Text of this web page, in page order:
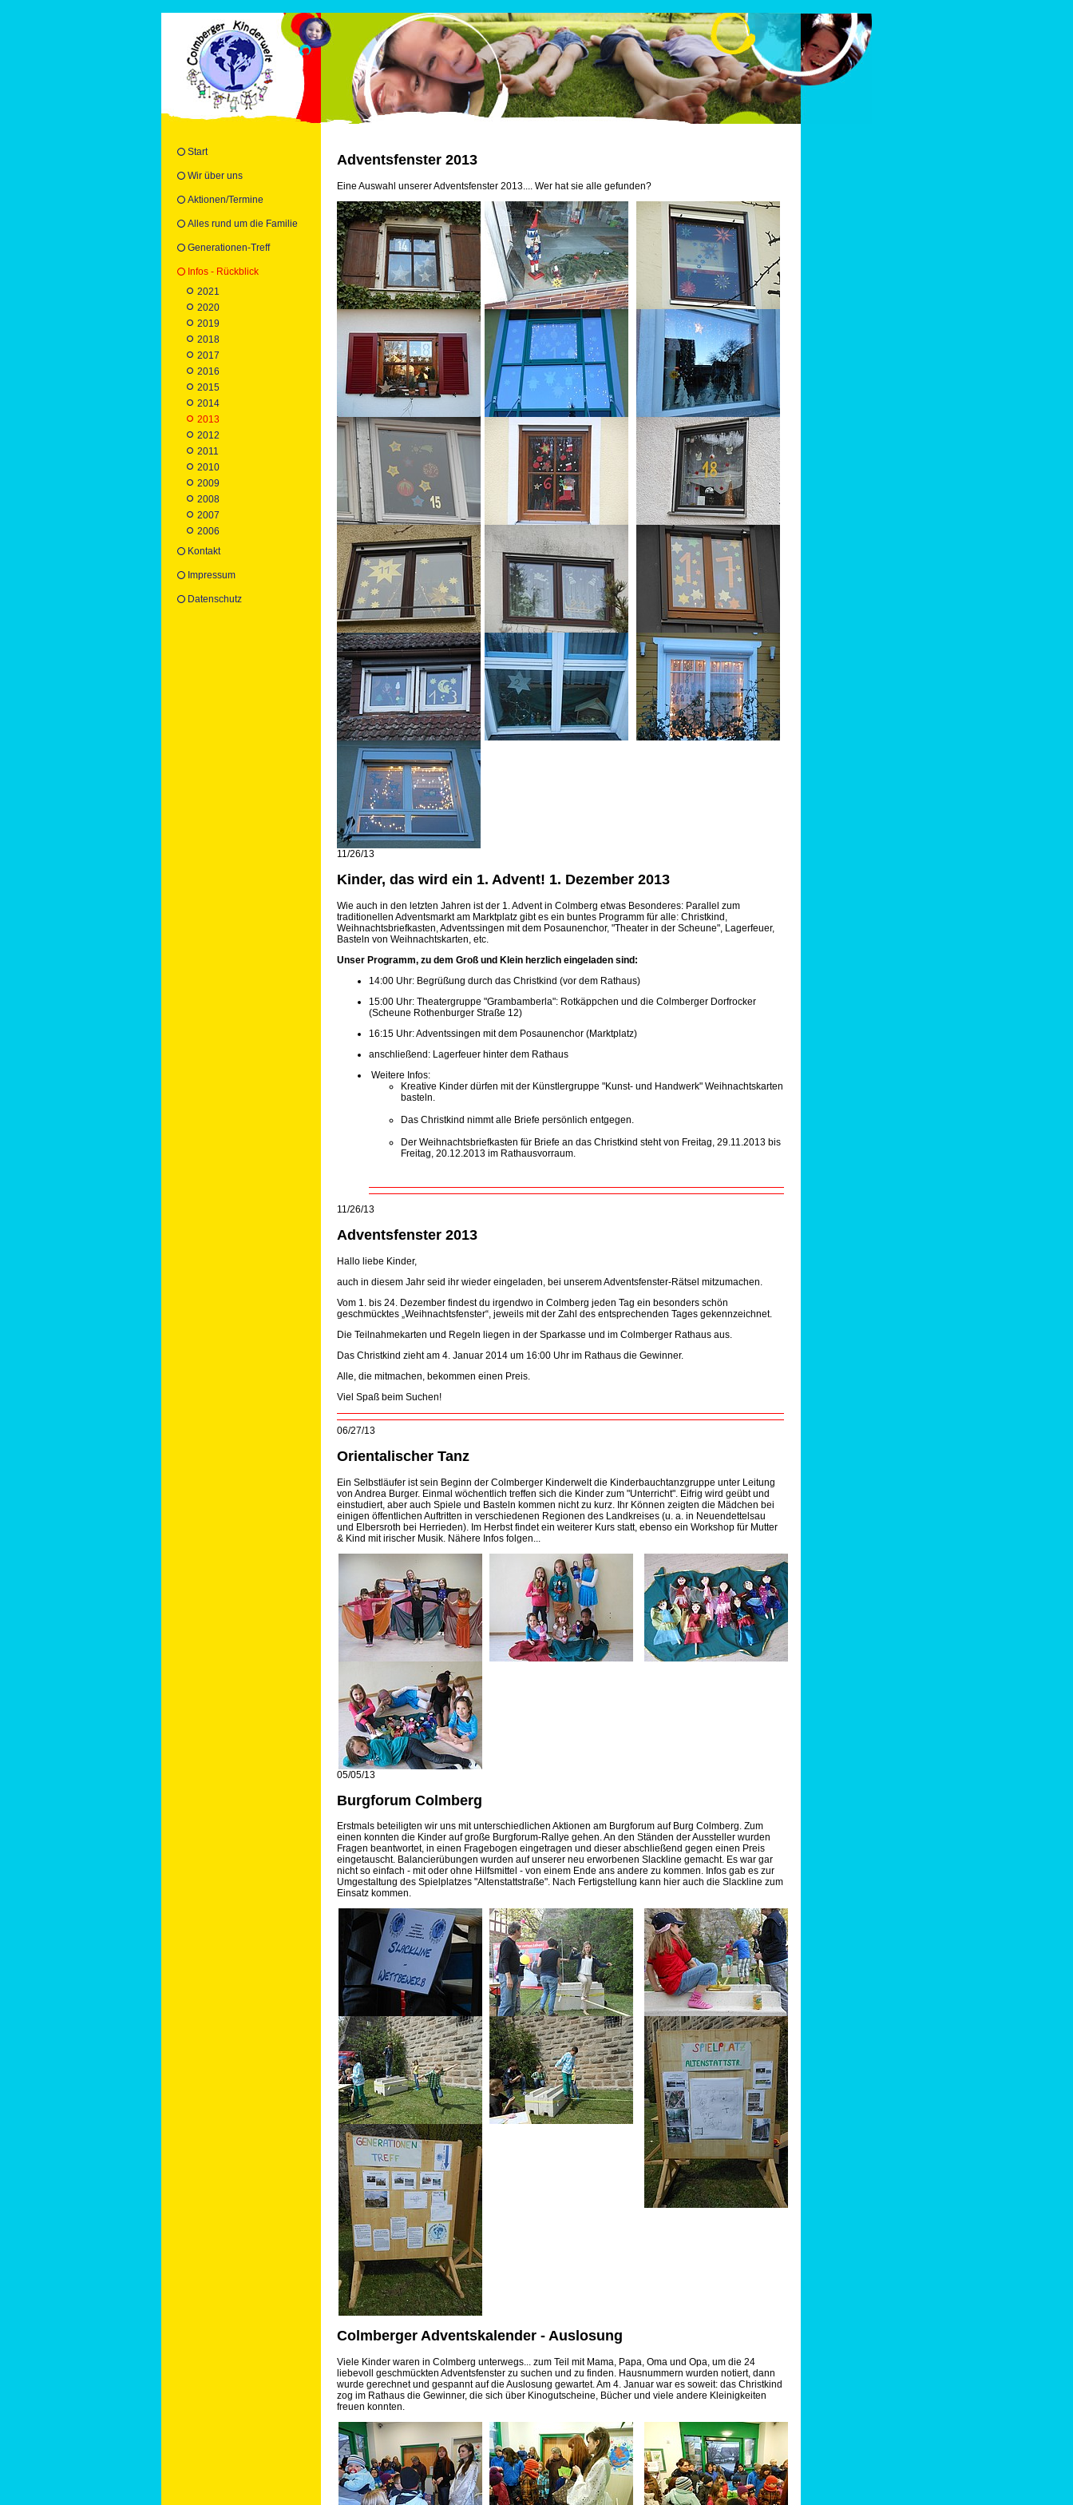
Start
Wir über uns
Aktionen/Termine
Alles rund um die Familie
Generationen-Treff
Infos - Rückblick
2021
2020
2019
2018
2017
2016
2015
2014
2013
2012
2011
2010
2009
2008
2007
2006
Kontakt
Impressum
Datenschutz
Adventsfenster 2013
Eine Auswahl unserer Adventsfenster 2013.... Wer hat sie alle gefunden?
11/26/13
Kinder, das wird ein 1. Advent! 1. Dezember 2013
Wie auch in den letzten Jahren ist der 1. Advent in Colmberg etwas Besonderes: Parallel zum
traditionellen Adventsmarkt am Marktplatz gibt es ein buntes Programm für alle: Christkind,
Weihnachtsbriefkasten, Adventssingen mit dem Posaunenchor, "Theater in der Scheune", Lagerfeuer,
Basteln von Weihnachtskarten, etc.
Unser Programm, zu dem Groß und Klein herzlich eingeladen sind:
14:00 Uhr: Begrüßung durch das Christkind (vor dem Rathaus)
15:00 Uhr: Theatergruppe "Grambamberla": Rotkäppchen und die Colmberger Dorfrocker
(Scheune Rothenburger Straße 12)
16:15 Uhr: Adventssingen mit dem Posaunenchor (Marktplatz)
anschließend: Lagerfeuer hinter dem Rathaus
Weitere Infos:
Kreative Kinder dürfen mit der Künstlergruppe "Kunst- und Handwerk" Weihnachtskarten
basteln.
Das Christkind nimmt alle Briefe persönlich entgegen.
Der Weihnachtsbriefkasten für Briefe an das Christkind steht von Freitag, 29.11.2013 bis
Freitag, 20.12.2013 im Rathausvorraum.
11/26/13
Adventsfenster 2013
Hallo liebe Kinder,
auch in diesem Jahr seid ihr wieder eingeladen, bei unserem Adventsfenster-Rätsel mitzumachen.
Vom 1. bis 24. Dezember findest du irgendwo in Colmberg jeden Tag ein besonders schön
geschmücktes „Weihnachtsfenster“, jeweils mit der Zahl des entsprechenden Tages gekennzeichnet.
Die Teilnahmekarten und Regeln liegen in der Sparkasse und im Colmberger Rathaus aus.
Das Christkind ziehtam 4. Januar 2014 um 16:00 Uhr im Rathaus die Gewinner.
Alle, die mitmachen, bekommen einen Preis.
Viel Spaß beim Suchen!
06/27/13
Orientalischer Tanz
Ein Selbstläufer ist sein Beginn der Colmberger Kinderwelt die Kinderbauchtanzgruppe unter Leitung
von Andrea Burger. Einmal wöchentlich treffen sich die Kinder zum "Unterricht". Eifrig wird geübt und
einstudiert, aber auch Spiele und Basteln kommen nicht zu kurz. Ihr Können zeigten die Mädchen bei
einigen öffentlichen Auftritten in verschiedenen Regionen des Landkreises (u. a. in Neuendettelsau
und Elbersroth bei Herrieden). Im Herbst findet ein weiterer Kurs statt, ebenso ein Workshop für Mutter
& Kind mit irischer Musik. Nähere Infos folgen...
05/05/13
Burgforum Colmberg
Erstmals beteiligten wir uns mit unterschiedlichen Aktionen am Burgforum auf Burg Colmberg. Zum
einen konnten die Kinder auf große Burgforum-Rallye gehen. An den Ständen der Aussteller wurden
Fragen beantwortet, in einen Fragebogen eingetragen und dieser abschließend gegen einen Preis
eingetauscht. Balancierübungen wurden auf unserer neu erworbenen Slackline gemacht. Es war gar
nicht so einfach - mit oder ohne Hilfsmittel - von einem Ende ans andere zu kommen. Infos gab es zur
Umgestaltung des Spielplatzes "Altenstattstraße". Nach Fertigstellung kann hier auch die Slackline zum
Einsatz kommen.
Colmberger Adventskalender - Auslosung
Viele Kinder waren in Colmberg unterwegs... zum Teil mit Mama, Papa, Oma und Opa, um die 24
liebevoll geschmückten Adventsfenster zu suchen und zu finden. Hausnummern wurden notiert, dann
wurde gerechnet und gespannt auf die Auslosung gewartet. Am 4. Januar war es soweit: das Christkind
zog im Rathaus die Gewinner, die sich über Kinogutscheine, Bücher und viele andere Kleinigkeiten
freuen konnten.